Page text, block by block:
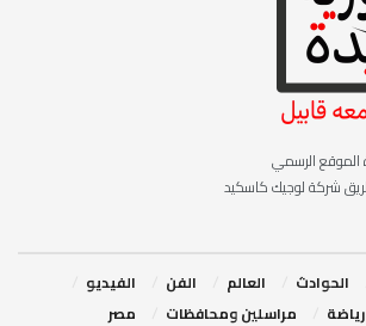
الموقع الرسمي
شركة لوجيك كاسكيد
‏الحوادث ‏العالم الفن
‏الفيديو
رياضة مراسلين ومحافظات مصر